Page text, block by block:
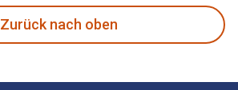
Zurück nach oben